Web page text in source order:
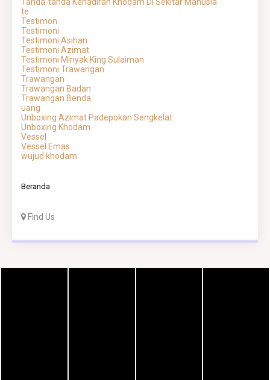
te
Testimon
Testimoni
Testimoni Asihan
Testimoni Azimat
Testimoni Minyak King Sulaiman
Testimoni Trawangan
Trawangan
Trawangan Badan
Trawangan Benda
uang
Unboxing Azimat Padepokan Sengkelat
Unboxing Khodam
Vessel
Vessel Emas
wujud khodam
Beranda
Find Us